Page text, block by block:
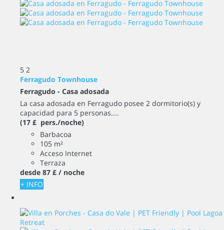
5 2
Ferragudo Townhouse
Ferragudo - Casa adosada
La casa adosada en Ferragudo posee 2 dormitorio(s) y
capacidad para 5 personas....
(17 £ pers./noche)
Barbacoa
105 m²
Acceso Internet
Terraza
desde 87 £ / noche
+ INFO